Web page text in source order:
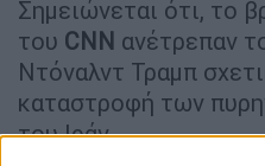
Σημειώνεται ότι, το
του CNN ανέτρεπαν
Ντόναλντ Τραμπ
καταστροφή των
του Ιράν.